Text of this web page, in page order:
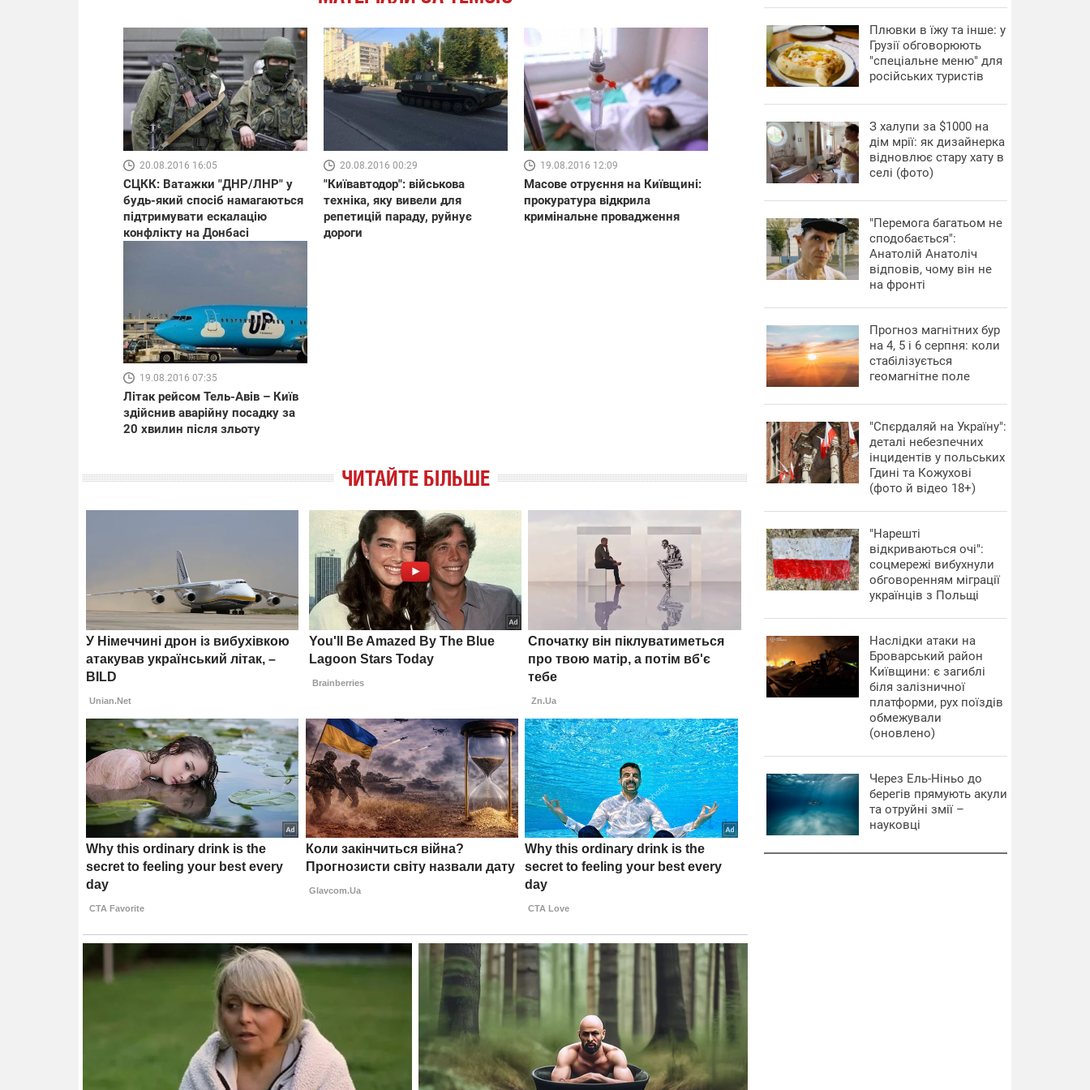
20.08.2016 16:05
СЦКК: Ватажки "ДНР/ЛНР" у
будь-який спосіб намагаються
підтримувати ескалацію
конфлікту на Донбасі
20.08.2016 00:29
"Київавтодор": військова
техніка, яку вивели для
репетицій параду, руйнує
дороги
19.08.2016 12:09
Масове отруєння на Київщині:
прокуратура відкрила
кримінальне провадження
19.08.2016 07:35
Літак рейсом Тель-Авів – Київ
здійснив аварійну посадку за
20 хвилин після зльоту
ЧИТАЙТЕ БІЛЬШЕ
Плювки в їжу та інше: у
Грузії обговорюють
"спеціальне меню" для
російських туристів
З халупи за $1000 на
дім мрії: як дизайнерка
відновлює стару хату в
селі (фото)
"Перемога багатьом не
сподобається":
Анатолій Анатоліч
відповів, чому він не
на фронті
Прогноз магнітних бур
на 4, 5 і 6 серпня: коли
стабілізується
геомагнітне поле
"Спєрдаляй на Україну":
деталі небезпечних
інцидентів у польських
Гдині та Кожухові
(фото й відео 18+)
"Нарешті
відкриваються очі":
соцмережі вибухнули
обговоренням міграції
українців з Польщі
Наслідки атаки на
Броварський район
Київщини: є загиблі
біля залізничної
платформи, рух поїздів
обмежували
(оновлено)
Через Ель-Ніньо до
берегів прямують акули
та отруйні змії –
науковці